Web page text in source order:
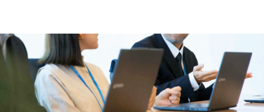
新卒採用に関するお問合せはこちら
キャリア採用に関するお問合せはこちら